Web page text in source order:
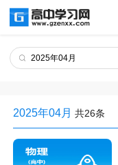
2025年04月 共26条